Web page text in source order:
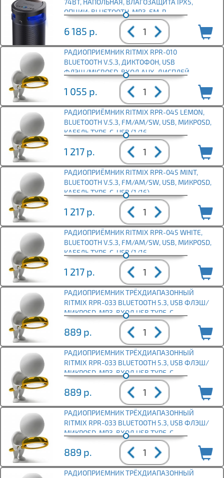
74ВТ, НАПОЛЬНАЯ, ВЛАГОЗАЩИТА IPX5,
ОПЦИИ: BLUETOOTH, MP3, FM-Р
6 185 р.
РАДИОПРИЕМНИК RITMIX RPR-010
BLUETOOTH V.5.3, ДИКТОФОН, USB
ФЛЭШ/MICROSD, ВХОД AUX, ДИСПЛЕЙ,
1 055 р.
РАДИОПРИЁМНИК RITMIX RPR-045 LEMON,
BLUETOOTH V.5.3, FM/AM/SW, USB, МИКРОSD,
КАБЕЛЬ TYPE-C-USB (1/16
1 217 р.
РАДИОПРИЁМНИК RITMIX RPR-045 MINT,
BLUETOOTH V.5.3, FM/AM/SW, USB, МИКРОSD,
КАБЕЛЬ TYPE-C-USB (1/16)
1 217 р.
РАДИОПРИЁМНИК RITMIX RPR-045 WHITE,
BLUETOOTH V.5.3, FM/AM/SW, USB, МИКРОSD,
КАБЕЛЬ TYPE-C-USB (1/16
1 217 р.
РАДИОПРИЕМНИК ТРЁХДИАПАЗОННЫЙ
RITMIX RPR-033 BLUETOOTH 5.3, USB ФЛЭШ/
МИКРОSD, MP3, ВХОД USB TYPE-C,
889 р.
РАДИОПРИЕМНИК ТРЁХДИАПАЗОННЫЙ
RITMIX RPR-033 BLUETOOTH 5.3, USB ФЛЭШ/
МИКРОSD, MP3, ВХОД USB TYPE-C,
889 р.
РАДИОПРИЕМНИК ТРЁХДИАПАЗОННЫЙ
RITMIX RPR-033 BLUETOOTH 5.3, USB ФЛЭШ/
МИКРОSD, MP3, ВХОД USB TYPE-C,
889 р.
РАДИОПРИЕМНИК ТРЁХДИАПАЗОННЫЙ